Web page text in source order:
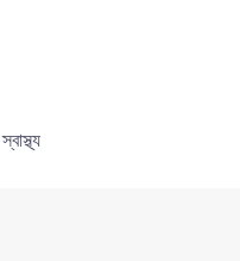
স্বাস্থ্য